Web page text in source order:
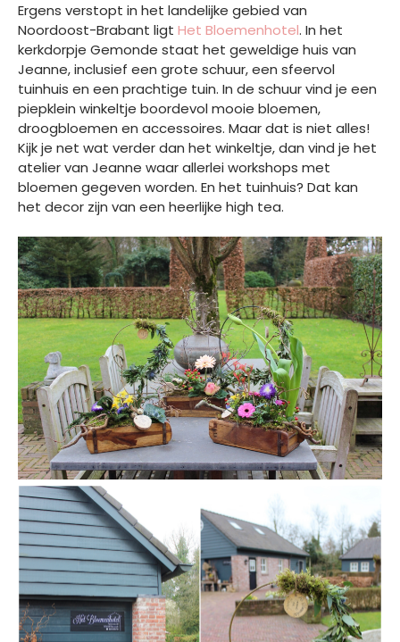
Ergens verstopt in het landelijke gebied van
Noordoost-Brabant ligt Het Bloemenhotel. In het
kerkdorpje Gemonde staat het geweldige huis van
Jeanne, inclusief een grote schuur, een sfeervol
tuinhuis en een prachtige tuin. In de schuur vind je een
piepklein winkeltje boordevol mooie bloemen,
droogbloemen en accessoires. Maar dat is niet alles!
Kijk je net wat verder dan het winkeltje, dan vind je het
atelier van Jeanne waar allerlei workshops met
bloemen gegeven worden. En het tuinhuis? Dat kan
het decor zijn van een heerlijke high tea.